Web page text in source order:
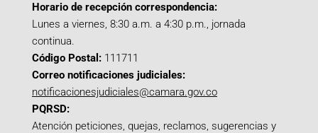
Horario de recepción correspondencia:
Lunes a viernes, 8:30 a.m. a 4:30 p.m., jornada
continua.
Código Postal: 111711
Correo notificaciones judiciales:
notificacionesjudiciales@camara.gov.co
PQRSD:
Atención peticiones, quejas, reclamos, sugerencias y